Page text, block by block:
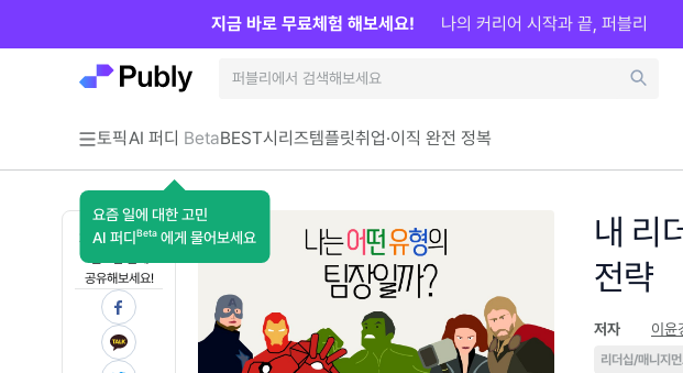
토픽AI 퍼디 Beta
요즘 일에 대한 고민
AI 퍼디 Beta 에게 물어보세요
BEST시리즈템플릿취업·이직 완전 정복
지금 바로 무료체험 해보세요! 나의 커리어 시작과 끝, 퍼블리
지금 인사이트가
공유해보세요!
내 리
전략
저자 이윤
리더십/매니지